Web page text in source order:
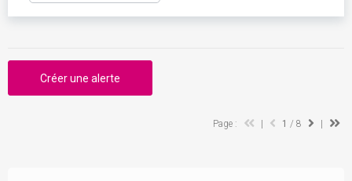
Créer une alerte
Page : 1 / 8